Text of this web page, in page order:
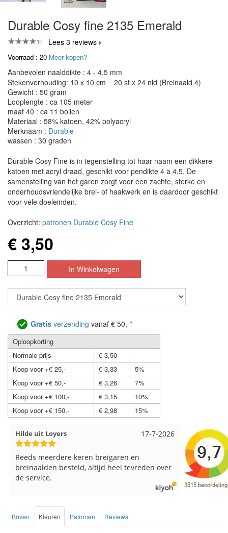
Durable Cosy fine 2135 Emerald
Lees 3 reviews
Voorraad : 20 Meer kopen?
Aanbevolen naalddikte : 4 - 4,5 mm
Stekenverhouding: 10 x 10 cm = 20 st x 24 nld (Breinaald 4)
Gewicht : 50 gram
Looplengte : ca 105 meter
maat 40 : ca 11 bollen
Materiaal : 58% katoen, 42% polyacryl
Merknaam : Durable
wassen : 30 graden
Durable Cosy Fine is in tegenstelling tot haar naam een dikkere
katoen met acryl draad, geschikt voor pendikte 4 a 4,5. De
samenstelling van het garen zorgt voor een zachte, sterke en
onderhoudsvriendelijke brei- of haakwerk en is daardoor geschikt
voor vele doeleinden.
Overzicht: patronen Durable Cosy Fine
€ 3,50
Gratis verzending vanaf € 50,-*
Oploopkorting
Normale prijs
€ 3,50
Koop voor +€ 25,-
€ 3,33
5%
Koop voor +€ 50,-
€ 3,26
7%
Koop voor +€ 100,-
€ 3,15
10%
Koop voor +€ 150,-
€ 2,98 15%
12-7-2026
Loes uit EMMELOORD
Snelle levering en keurig verpakt. Top.
Nell uit
Goed
Boven Kleuren Patronen Reviews